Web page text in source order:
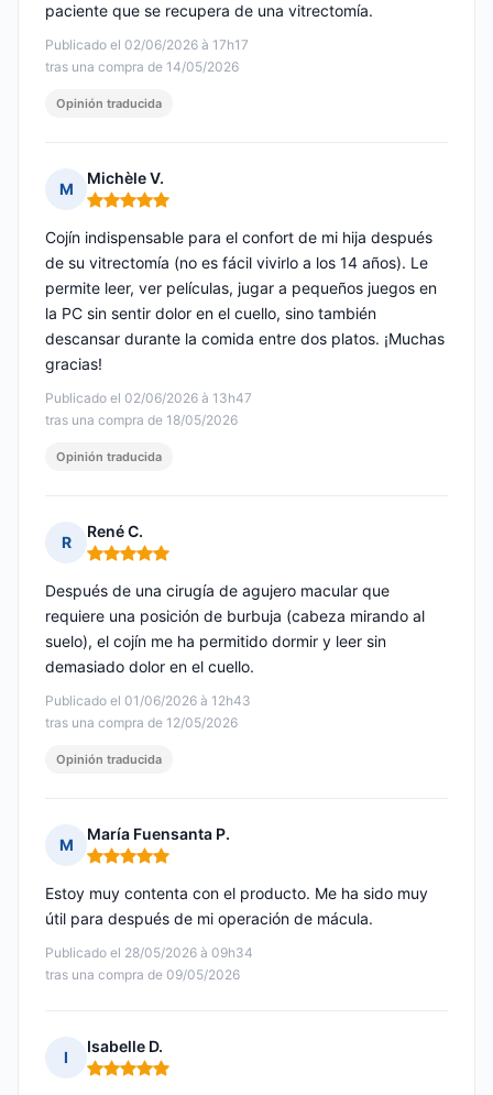
Publicado el 02/06/2026 à 17h17
tras una compra de 14/05/2026
paciente que se recupera de una vitrectomía.
Opinión traducida
M
Michèle V.
Nota: 5 de 5
Publicado el 02/06/2026 à 13h47
tras una compra de 18/05/2026
Cojín indispensable para el confort de mi hija después
de su vitrectomía (no es fácil vivirlo a los 14 años). Le
permite leer, ver películas, jugar a pequeños juegos en
la PC sin sentir dolor en el cuello, sino también
descansar durante la comida entre dos platos. ¡Muchas
gracias!
Opinión traducida
R
René C.
Nota: 5 de 5
Publicado el 01/06/2026 à 12h43
tras una compra de 12/05/2026
Después de una cirugía de agujero macular que
requiere una posición de burbuja (cabeza mirando al
suelo), el cojín me ha permitido dormir y leer sin
demasiado dolor en el cuello.
Opinión traducida
M
María Fuensanta P.
Nota: 5 de 5
Publicado el 28/05/2026 à 09h34
tras una compra de 09/05/2026
Estoy muy contenta con el producto. Me ha sido muy
útil para después de mi operación de mácula.
I
Isabelle D.
Nota: 5 de 5